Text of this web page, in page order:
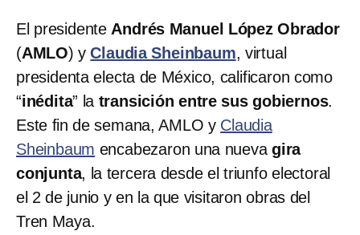
El presidente Andrés Manuel López Obrador
(AMLO) yClaudia Sheinbaum, virtual
presidenta electa de México, calificaron como
“inédita” la transición entre sus gobiernos.
Este fin de semana, AMLO y Claudia
Sheinbaum encabezaron una nuevagira
conjunta, la tercera desde el triunfo electoral
el 2 de junio y en la que visitaron obras del
Tren Maya.